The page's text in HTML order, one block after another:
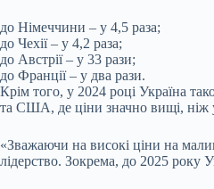
до Німеччини – у 4,5 раза;
до Чехії – у 4,2 раза;
до Австрії – у 33 рази;
до Франції – у два рази.
Крім того, у 2024 році Україна
та США, де ціни значно вищі, ніж
«Зважаючи на високі ціни на
лідерство. Зокрема, до 2025 року